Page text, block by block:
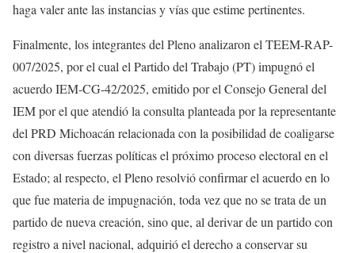
haga valer ante las instancias y vías que estime pertinentes.
Finalmente, los integrantes del Pleno analizaron el TEEM-RAP-
007/2025, por el cual el Partido del Trabajo (PT) impugnó el
acuerdo IEM-CG-42/2025, emitido por el Consejo General del
IEM por el que atendió la consulta planteada por la representante
del PRD Michoacán relacionada con la posibilidad de coaligarse
con diversas fuerzas políticas el próximo proceso electoral en el
Estado; al respecto, el Pleno resolvió confirmar el acuerdo en lo
que fue materia de impugnación, toda vez que no se trata de un
partido de nueva creación, sino que, al derivar de un partido con
registro a nivel nacional, adquirió el derecho a conservar su